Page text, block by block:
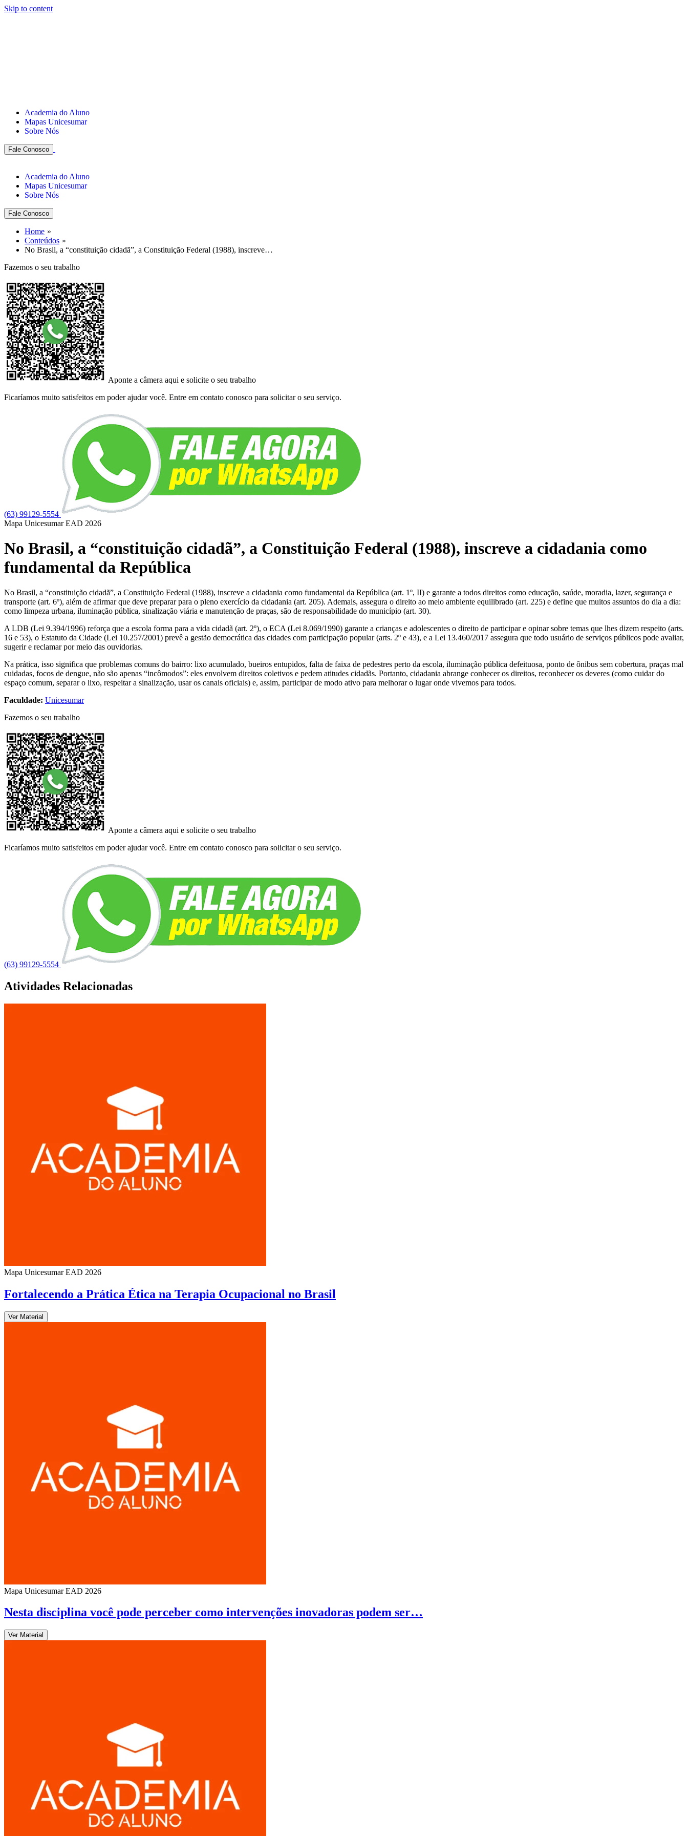
Skip to content
Academia do Aluno
Mapas Unicesumar
Sobre Nós
Fale Conosco
Academia do Aluno
Mapas Unicesumar
Sobre Nós
Fale Conosco
Home
Conteúdos
No Brasil, a “constituição cidadã”, a Constituição Federal (1988), inscreve…
Fazemos o seu trabalho
Aponte a câmera aqui e solicite o seu trabalho
Ficaríamos muito satisfeitos em poder ajudar você. Entre em contato conosco para solicitar o seu serviço.
(63) 99129-5554
Mapa Unicesumar EAD 2026
No Brasil, a “constituição cidadã”, a Constituição Federal (1988), inscreve a cidadania como
fundamental da República
No Brasil, a “constituição cidadã”, a Constituição Federal (1988), inscreve a cidadania como fundamental da República (art. 1º, II) e garante a todos direitos como educação, saúde, moradia, lazer, segurança e
transporte (art. 6º), além de afirmar que deve preparar para o pleno exercício da cidadania (art. 205). Ademais, assegura o direito ao meio ambiente equilibrado (art. 225) e define que muitos assuntos do dia a dia:
como limpeza urbana, iluminação pública, sinalização viária e manutenção de praças, são de responsabilidade do município (art. 30).
A LDB (Lei 9.394/1996) reforça que a escola forma para a vida cidadã (art. 2º), o ECA (Lei 8.069/1990) garante a crianças e adolescentes o direito de participar e opinar sobre temas que lhes dizem respeito (arts.
16 e 53), o Estatuto da Cidade (Lei 10.257/2001) prevê a gestão democrática das cidades com participação popular (arts. 2º e 43), e a Lei 13.460/2017 assegura que todo usuário de serviços públicos pode avaliar,
sugerir e reclamar por meio das ouvidorias.
Na prática, isso significa que problemas comuns do bairro: lixo acumulado, bueiros entupidos, falta de faixa de pedestres perto da escola, iluminação pública defeituosa, ponto de ônibus sem cobertura, praças mal
cuidadas, focos de dengue, não são apenas “incômodos”: eles envolvem direitos coletivos e pedem atitudes cidadãs. Portanto, cidadania abrange conhecer os direitos, reconhecer os deveres (como cuidar do
espaço comum, separar o lixo, respeitar a sinalização, usar os canais oficiais) e, assim, participar de modo ativo para melhorar o lugar onde vivemos para todos.
Faculdade: Unicesumar
Fazemos o seu trabalho
Aponte a câmera aqui e solicite o seu trabalho
Ficaríamos muito satisfeitos em poder ajudar você. Entre em contato conosco para solicitar o seu serviço.
(63) 99129-5554
Atividades Relacionadas
Mapa Unicesumar EAD 2026
Fortalecendo a Prática Ética na Terapia Ocupacional no Brasil
Ver Material
Mapa Unicesumar EAD 2026
Nesta disciplina você pode perceber como intervenções inovadoras podem ser…
Ver Material